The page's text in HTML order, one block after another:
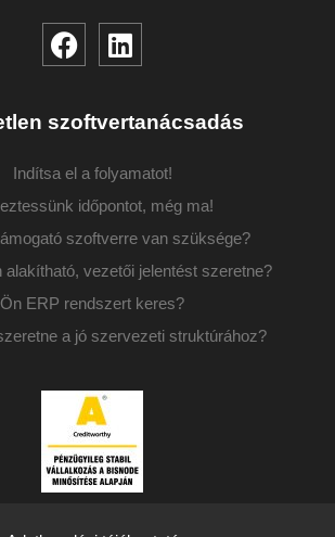
szoftvertanácsadás
Indítsa el a folyamatot!
időpontot, még ma!
szoftverre van szüksége?
alakítható, vezetői jelentést szeretne?
Ön ERP rendszert keres?
a jó szervezeti struktúrához?